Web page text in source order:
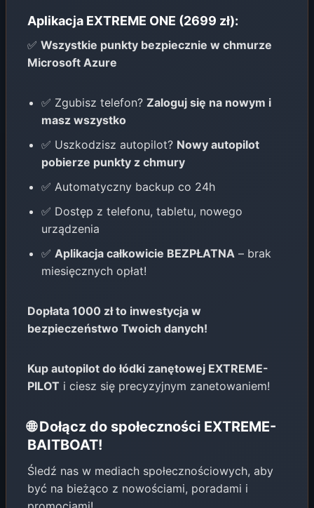
Aplikacja EXTREME ONE (2699 zł):
✅ Wszystkie punkty bezpiecznie w chmurze
Microsoft Azure
✅ Zgubisz telefon? Zaloguj się na nowym i
masz wszystko
✅ Uszkodzisz autopilot? Nowy autopilot
pobierze punkty z chmury
✅ Automatyczny backup co 24h
✅ Dostęp z telefonu, tabletu, nowego
urządzenia
✅ Aplikacja całkowicie BEZPŁATNA – brak
miesięcznych opłat!
Dopłata 1000 zł to inwestycja w
bezpieczeństwo Twoich danych!
Kup autopilot do łódki zanętowej EXTREME-
PILOT i ciesz się precyzyjnym zanetowaniem!
🌐 Dołącz do społeczności EXTREME-
BAITBOAT!
Śledź nas w mediach społecznościowych, aby
być na bieżąco z nowościami, poradami i